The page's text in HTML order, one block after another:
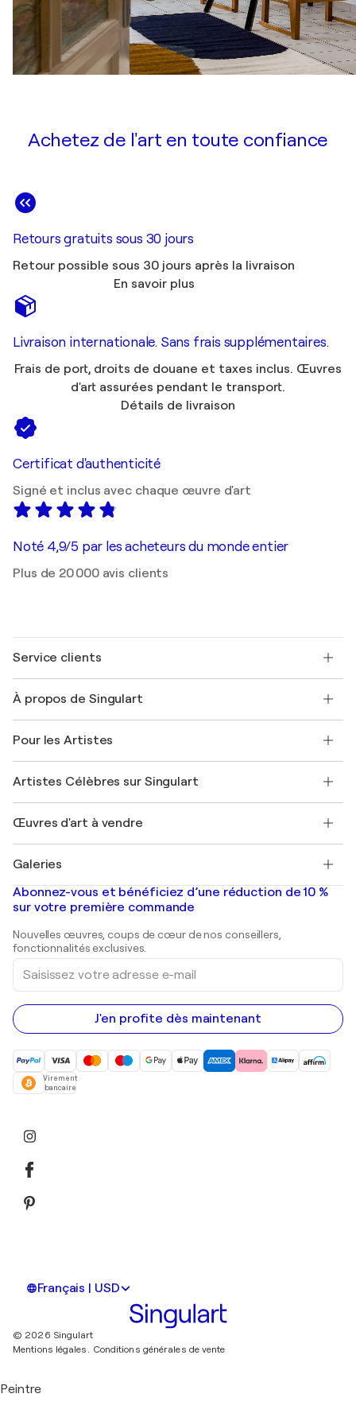
Achetez de l'art en toute confiance
Retours gratuits sous 30 jours
Retour possible sous 30 jours après la livraison
En savoir plus
Livraison internationale. Sans frais supplémentaires.
Frais de port, droits de douane et taxes inclus. Œuvres
d'art assurées pendant le transport.
Détails de livraison
Certificat d'authenticité
Signé et inclus avec chaque œuvre d'art
Noté 4,9/5 par les acheteurs du monde entier
Plus de 20 000 avis clients
Service clients
Expédition
Offrir une carte cadeau
Rejoignez notre programme commercial
Mon compte
+33 1 76 44 06 42
À propos de Singulart
FAQ
Magazine Singulart
Emplois
Découvrez une sélection d'art original
Pour les Artistes
Se connecter en tant qu'Artiste
Artistes Célèbres sur Singulart
Marc Chagall
Banksy
Mr. Brainwash
Shepard Fairey
Œuvres d'art à vendre
Tableaux abstraits à vendre
Peintures de paysage
Estampes
Peintures acryliques
Galeries
Galeries d'art en France
Galeries d'art en Belgique
Abonnez-vous et bénéficiez d’une réduction de 10 %
sur votre première commande
Nouvelles œuvres, coups de cœur de nos conseillers,
fonctionnalités exclusives.
Saisissez
votre
adresse
e-
mail
J'en profite dès maintenant
Virement
bancaire
Français | USD
© 2026 Singulart
Mentions légales.
Conditions générales de vente
Peintre